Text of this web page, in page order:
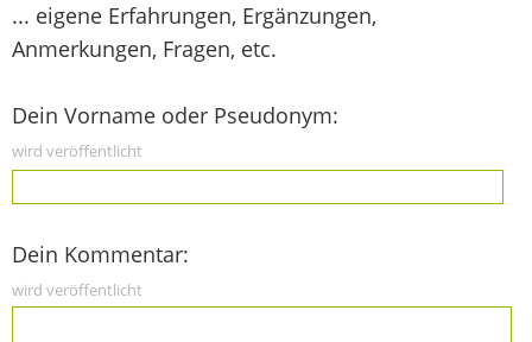
... eigene Erfahrungen, Ergänzungen,
Anmerkungen, Fragen, etc.
Dein Vorname oder Pseudonym:
wird veröffentlicht
Dein Kommentar:
wird veröffentlicht